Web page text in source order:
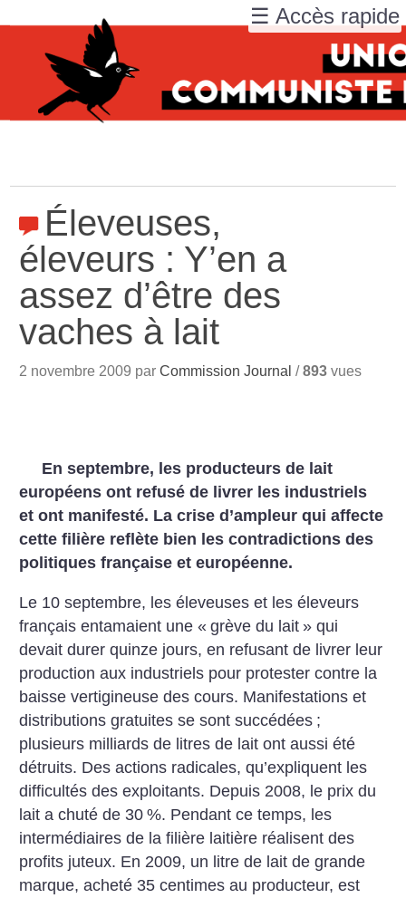
Éleveuses,
éleveurs : Y’en a
assez d’être des
vaches à lait
2 novembre 2009 parCommission Journal /893 vues
En septembre, les producteurs de lait
européens ont refusé de livrer les industriels
et ont manifesté. La crise d’ampleur qui affecte
cette filière reflète bien les contradictions des
politiques française et européenne.
Le 10 septembre, les éleveuses et les éleveurs
français entamaient une « grève du lait » qui
devait durer quinze jours, en refusant de livrer leur
production aux industriels pour protester contre la
baisse vertigineuse des cours. Manifestations et
distributions gratuites se sont succédées ;
plusieurs milliards de litres de lait ont aussi été
détruits. Des actions radicales, qu’expliquent les
difficultés des exploitants. Depuis 2008, le prix du
lait a chuté de 30 %. Pendant ce temps, les
intermédiaires de la filière laitière réalisent des
profits juteux. En 2009, un litre de lait de grande
marque, acheté 35 centimes au producteur, est
☰ Accès rapide